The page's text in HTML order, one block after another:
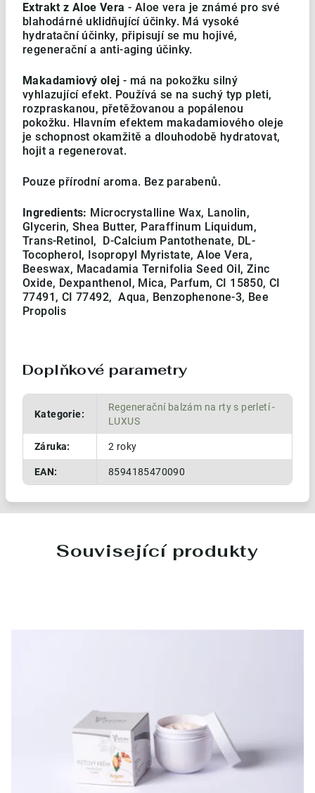
Extrakt z Aloe Vera - Aloe vera je známé pro své
blahodárné uklidňující účinky. Má vysoké
hydratační účinky, připisují se mu hojivé,
regenerační a anti-aging účinky.
Makadamiový olej - má na pokožku silný
vyhlazující efekt. Používá se na suchý typ pleti,
rozpraskanou, přetěžovanou a popálenou
pokožku. Hlavním efektem makadamiového oleje
je schopnost okamžitě a dlouhodobě hydratovat,
hojit a regenerovat.
Pouze přírodní aroma. Bez parabenů.
Ingredients: Microcrystalline Wax, Lanolin,
Glycerin, Shea Butter, Paraffinum Liquidum,
Trans-Retinol, D-Calcium Pantothenate, DL-
Tocopherol, Isopropyl Myristate, Aloe Vera,
Beeswax, Macadamia Ternifolia Seed Oil, Zinc
Oxide, Dexpanthenol, Mica, Parfum, CI 15850, CI
77491, CI 77492, Aqua, Benzophenone-3, Bee
Propolis
Doplňkové parametry
Kategorie:
Regenerační balzám na rty s perletí -
LUXUS
Záruka: 2 roky
EAN: 8594185470090
Související produkty